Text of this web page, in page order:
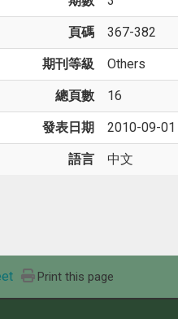
頁碼 367-382
期刊等級 Others
總頁數 16
發表日期 2010-09-01
語言 中文
Print this page